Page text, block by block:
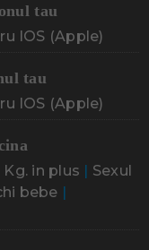
tau
IOS (Apple)
tau
IOS (Apple)
Kg. in plus | Sexul
bebe |